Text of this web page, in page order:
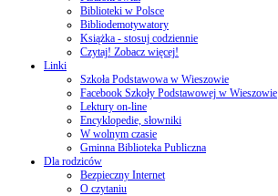
Biblioteki w Polsce
Bibliodemotywatory
Książka - stosuj codziennie
Czytaj! Zobacz więcej!
Linki
Szkoła Podstawowa w Wieszowie
Facebook Szkoły Podstawowej w Wieszowie
Lektury on-line
Encyklopedie, słowniki
W wolnym czasie
Gminna Biblioteka Publiczna
Dla rodziców
Bezpieczny Internet
O czytaniu